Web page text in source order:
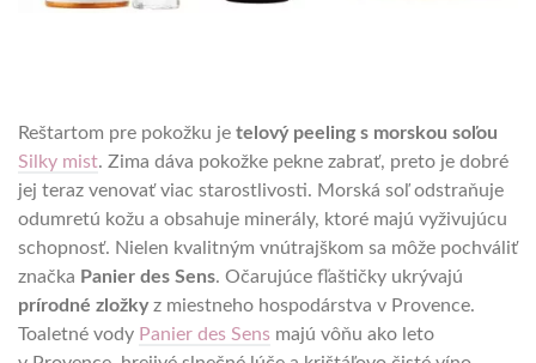
Reštartom pre pokožku je telový peeling s morskou soľou
Silky mist. Zima dáva pokožke pekne zabrať, preto je dobré
jej teraz venovať viac starostlivosti. Morská soľ odstraňuje
odumretú kožu a obsahuje minerály, ktoré majú vyživujúcu
schopnosť. Nielen kvalitným vnútrajškom sa môže pochváliť
značka Panier des Sens. Očarujúce fľaštičky ukrývajú
prírodné zložkyz miestneho hospodárstva v Provence.
Toaletné vody Panier des Sens majú vôňu ako leto